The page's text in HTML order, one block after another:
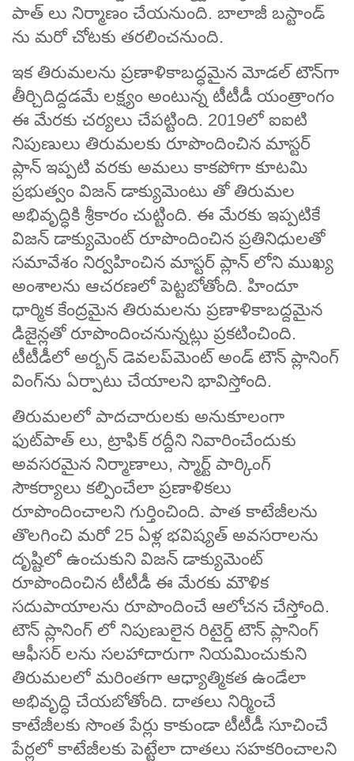
పాత్ లు నిర్మాణం చేయనుంది. బాలాజీ బస్టాండ్
ను మరో చోటకు తరలించనుంది.
ఇక తిరుమలను ప్రణాళికాబద్ధమైన మోడల్ టౌన్‌గా
తీర్చిదిద్దడమే లక్ష్యం అంటున్న టీటీడీ యంత్రాంగం
ఈ మేరకు చర్యలు చేపట్టింది. 2019లో ఐఐటి
నిపుణులు తిరుమలకు రూపొందించిన మాస్టర్
ప్లాన్ ఇప్పటి వరకు అమలు కాకపోగా కూటమి
ప్రభుత్వం విజన్ డాక్యుమెంటు తో తిరుమల
అభివృద్ధికి శ్రీకారం చుట్టింది. ఈ మేరకు ఇప్పటికే
విజన్ డాక్యుమెంట్ రూపొందించిన ప్రతినిధులతో
సమావేశం నిర్వహించిన మాస్టర్ ప్లాన్ లోని ముఖ్య
అంశాలను ఆచరణలో పెట్టబోతోంది. హిందూ
ధార్మిక కేంద్రమైన తిరుమలను ప్రణాళికాబద్దమైన
డిజైన్లతో రూపొందించనున్నట్లు ప్రకటించింది.
టీటీడీలో అర్బన్ డెవలప్‌మెంట్ అండ్ టౌన్ ప్లానింగ్
వింగ్‌ను ఏర్పాటు చేయాలని భావిస్తోంది.
తిరుమలలో పాదచారులకు అనుకూలంగా
ఫుట్‌పాత్‌ లు, ట్రాఫిక్ రద్దీని నివారించేందుకు
అవసరమైన నిర్మాణాలు, స్మార్ట్ పార్కింగ్
సౌకర్యాలు కల్పించేలా ప్రణాళికలు
రూపొందించాలని గుర్తించింది. పాత కాటేజీలను
తొలగించి మరో 25 ఏళ్ల భవిష్యత్ అవసరాలను
దృష్టిలో ఉంచుకుని విజన్ డాక్యుమెంట్
రూపొందించిన టీటీడీ ఈ మేరకు మౌళిక
సదుపాయాలను రూపొందించే ఆలోచన చేస్తోంది.
టౌన్ ప్లానింగ్ లో నిపుణులైన రిటైర్డ్ టౌన్ ప్లానింగ్
ఆఫీసర్‌ లను సలహాదారుగా నియమించుకుని
తిరుమలలో మరింతగా ఆధ్యాత్మికత ఉండేలా
అభివృద్ధి చేయబోతోంది. దాతలు నిర్మించే
కాటేజీలకు సొంత పేర్లు కాకుండా టీటీడీ సూచించే
పేర్లలో కాటేజీలకు పెట్టేలా దాతలు సహకరించాలని